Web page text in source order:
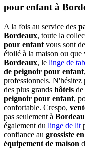
pour enfant à
A la fois au service des
Bordeaux, toute la
pour enfant vous sont
étoilé à la maison ou que
Bordeaux, le linge de
de peignoir pour enfant
professionnels. N'hésitez
des plus grands hôtels de
peignoir pour enfant,
confortable. Crespo,
pas seulement à
également du linge de lit
confiance au grossiste
équipement de maison